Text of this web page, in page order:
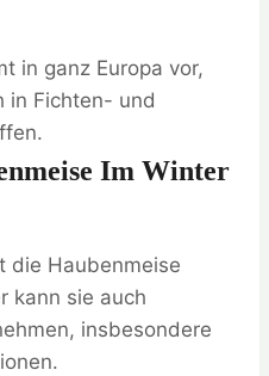
in ganz Europa vor,
in Fichten- und
Im Winter
die Haubenmeise
kann sie auch
insbesondere